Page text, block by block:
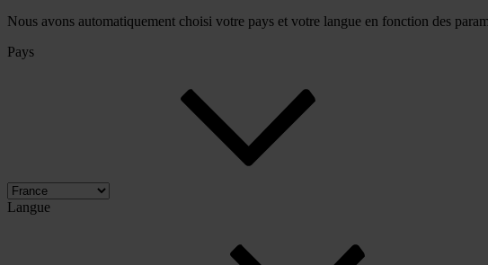
Nous avons automatiquement choisi votre pays et votre langue en fonction des
Pays
Langue